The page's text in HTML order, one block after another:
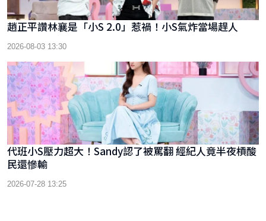
趙正平讚林襄是「小S 2.0」惹禍！小S氣炸當場趕人
2026-08-03 13:30
代班小S壓力超大！Sandy認了被罵翻 經紀人竟半夜槓酸
民還慘輸
2026-07-28 13:25